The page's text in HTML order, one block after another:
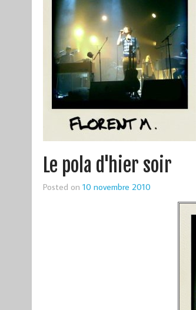
Le pola d'hier soir
Posted on 10 novembre 2010